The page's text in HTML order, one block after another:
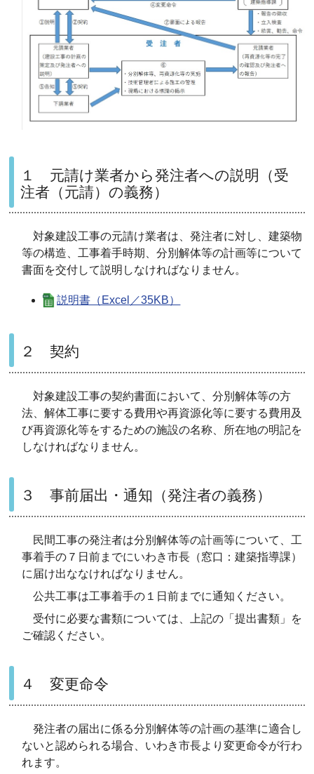
１ 元請け業者から発注者への説明（受
注者（元請）の義務）
対象建設工事の元請け業者は、発注者に対し、建築物
等の構造、工事着手時期、分別解体等の計画等について
書面を交付して説明しなければなりません。
説明書（Excel／35KB）
２ 契約
対象建設工事の契約書面において、分別解体等の方
法、解体工事に要する費用や再資源化等に要する費用及
び再資源化等をするための施設の名称、所在地の明記を
しなければなりません。
３ 事前届出・通知（発注者の義務）
民間工事の発注者は分別解体等の計画等について、工
事着手の７日前までにいわき市長（窓口：建築指導課）
に届け出ななければなりません。
公共工事は工事着手の１日前までに通知ください。
受付に必要な書類については、上記の「提出書類」を
ご確認ください。
４ 変更命令
発注者の届出に係る分別解体等の計画の基準に適合し
ないと認められる場合、いわき市長より変更命令が行わ
れます。